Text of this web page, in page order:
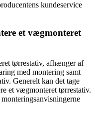
kundeservice
et vægmonteret
tørrestativ, afhænger af
med montering samt
Generelt kan det tage
et vægmonteret tørrestativ.